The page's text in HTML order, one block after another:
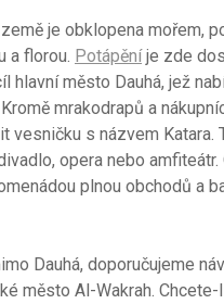
je obklopena mořem,
a florou. Potápěníje zde
hlavní město Dauhá, jež
mrakodrapů a
vesničku s názvem
opera nebo
plnou obchodů a
Dauhá, doporučujeme
město Al-Wakrah.